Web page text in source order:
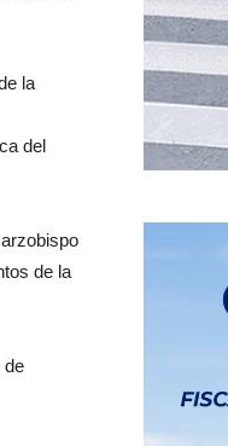
la
del
de la
de